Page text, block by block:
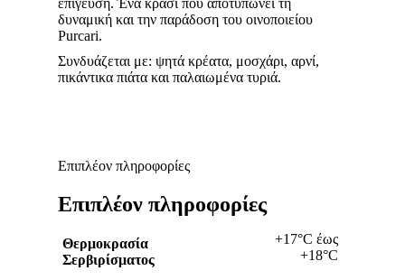
επίγευση. Ένα κρασί που αποτυπώνει τη
δυναμική και την παράδοση του οινοποιείου
Purcari.
Συνδυάζεται με: ψητά κρέατα, μοσχάρι, αρνί,
πικάντικα πιάτα και παλαιωμένα τυριά.
Επιπλέον πληροφορίες
Επιπλέον πληροφορίες
Θερμοκρασία
Σερβιρίσματος
+17°С έως
+18°С